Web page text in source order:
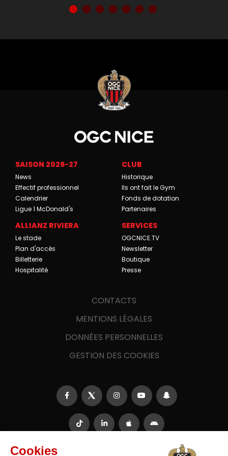
SAISON 2026-27
News
Effectif professionnel
Calendrier
Ligue 1 McDonald's
CLUB
Historique
Ils ont fait le Gym
Fonds de dotation
Partenaires
ALLIANZ RIVIERA
Le stade
Plan d'accès
Billetterie
Hospitalité
SERVICES
OGCNICE.TV
Newsletter
Boutique
Presse
CONTACTS
MENTIONS LÉGALES
DONNÉES PERSONNELLES
GESTION DES COOKIES